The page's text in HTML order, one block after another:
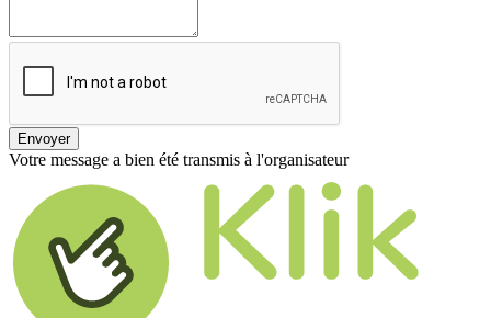
Envoyer
Votre message a bien été transmis à l'organisateur